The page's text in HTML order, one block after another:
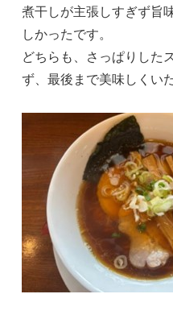
煮干しが主張しすぎず旨
しかったです。
どちらも、さっぱりした
ず、最後まで美味しくい